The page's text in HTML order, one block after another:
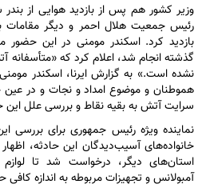
وزیر کشور هم پس از بازدید هوایی از بندر
رئیس جمعیت هلال احمر و دیگر مقامات
بازدید کرد. اسکندر مومنی در این
گذشته انجام شد، اعلام کرد که
نشده است.» به گزارش ایرنا، اسکندر
هموطنان و موضوع امداد و نجات و در عین
سرایت آتش به بقیه نقاط و بررسی علل
نماینده ویژه رئیس جمهوری برای بررسی
خانواده‌های آسیب‌دیدگان این حادثه،
استان‌های دیگر، درخواست شد تا
آمبولانس و تجهیزات مربوطه به اندازه